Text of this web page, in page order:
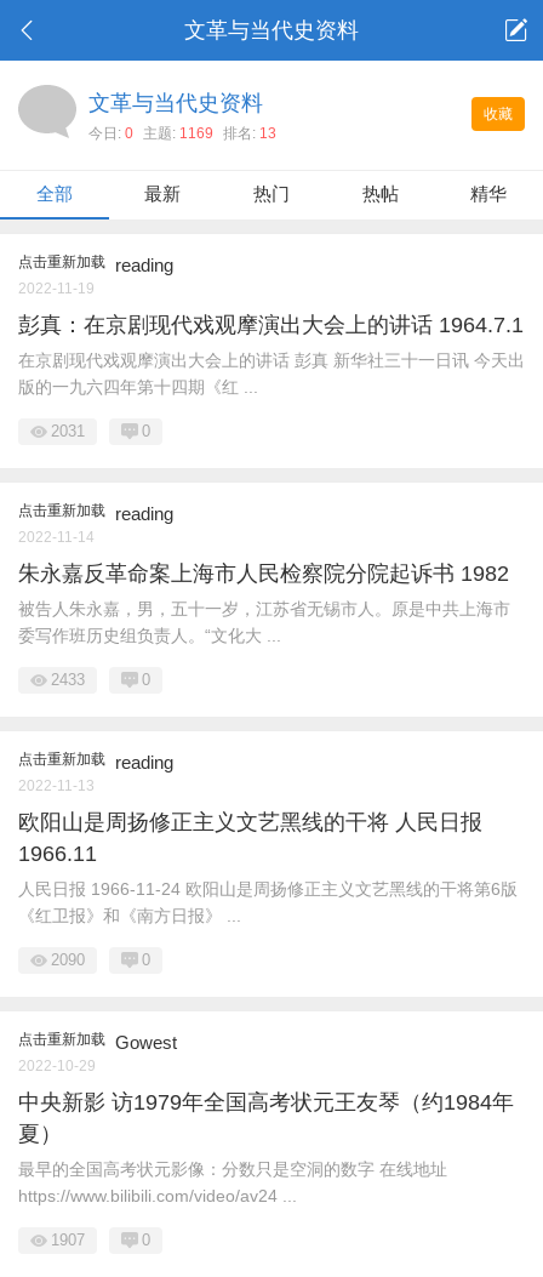
文革与当代史资料
收藏
文革与当代史资料
今日: 0 主题: 1169 排名: 13
全部 最新 热门 热帖 精华
点击重新加载 reading
2022-11-19
彭真：在京剧现代戏观摩演出大会上的讲话 1964.7.1
在京剧现代戏观摩演出大会上的讲话 彭真 新华社三十一日讯 今天出
版的一九六四年第十四期《红 ...
2031 0
点击重新加载 reading
2022-11-14
朱永嘉反革命案上海市人民检察院分院起诉书 1982
被告人朱永嘉，男，五十一岁，江苏省无锡市人。原是中共上海市
委写作班历史组负责人。“文化大 ...
2433 0
点击重新加载 reading
2022-11-13
欧阳山是周扬修正主义文艺黑线的干将 人民日报
1966.11
人民日报 1966-11-24 欧阳山是周扬修正主义文艺黑线的干将第6版
《红卫报》和《南方日报》 ...
2090 0
点击重新加载 Gowest
2022-10-29
中央新影 访1979年全国高考状元王友琴（约1984年
夏）
最早的全国高考状元影像：分数只是空洞的数字 在线地址
https://www.bilibili.com/video/av24 ...
1907 0